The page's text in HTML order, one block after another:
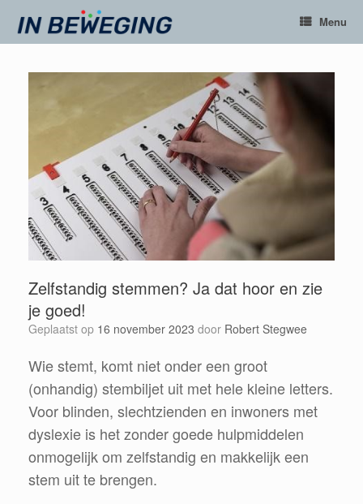
naar
Menu
Zelfstandig stemmen? Ja dat hoor en zie
je goed!
Geplaatst op 16 november 2023 door Robert Stegwee
Wie stemt, komt niet onder een groot
(onhandig) stembiljet uit met hele kleine letters.
Voor blinden, slechtzienden en inwoners met
dyslexie is het zonder goede hulpmiddelen
onmogelijk om zelfstandig en makkelijk een
stem uit te brengen.